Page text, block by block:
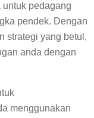
untuk pedagang
pendek. Dengan
strategi yang betul,
anda dengan
menggunakan